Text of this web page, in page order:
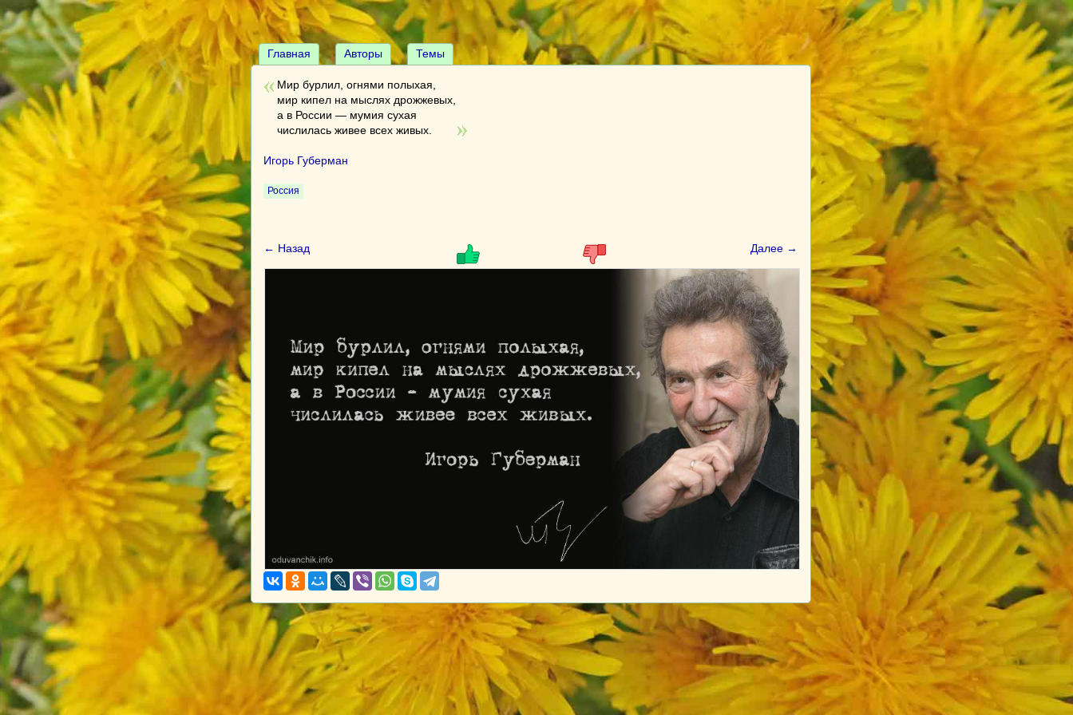
Главная Авторы Темы
Мир бурлил, огнями полыхая,
мир кипел на мыслях дрожжевых,
а в России — мумия сухая
числилась живее всех живых.
Игорь Губерман
Россия
← Назад Далее →